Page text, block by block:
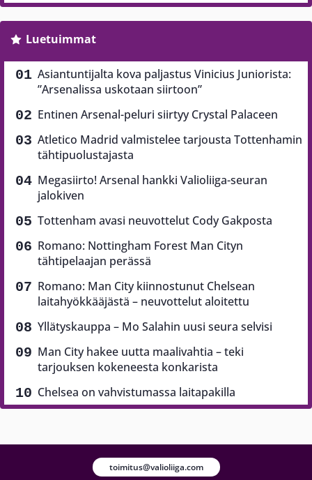
Luetuimmat
Asiantuntijalta kova paljastus Vinicius Juniorista:
”Arsenalissa uskotaan siirtoon”
Entinen Arsenal-peluri siirtyy Crystal Palaceen
Atletico Madrid valmistelee tarjousta Tottenhamin
tähtipuolustajasta
Megasiirto! Arsenal hankki Valioliiga-seuran
jalokiven
Tottenham avasi neuvottelut Cody Gakposta
Romano: Nottingham Forest Man Cityn
tähtipelaajan perässä
Romano: Man City kiinnostunut Chelsean
laitahyökkääjästä – neuvottelut aloitettu
Yllätyskauppa – Mo Salahin uusi seura selvisi
Man City hakee uutta maalivahtia – teki
tarjouksen kokeneesta konkarista
Chelsea on vahvistumassa laitapakilla
toimitus@valioliiga.com